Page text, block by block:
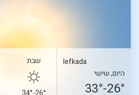
lefkada
היום, שישי
26°-33°
שבת